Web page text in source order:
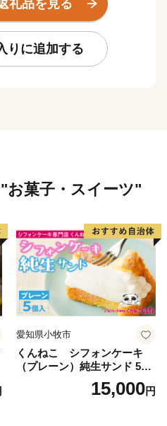
ックス」の規格統一を開
感のある景観を創造。
法委任条例制定、景観計画
に加盟。
組んでいる。
に、約92haのブナの原生林
定）が広がっており、散策路
礼品を見る
りに追加する
お菓子・スイーツ"
愛知県小牧市
くんねこ シフォンケーキ
（プレーン）純生サンド 5個
15,000円